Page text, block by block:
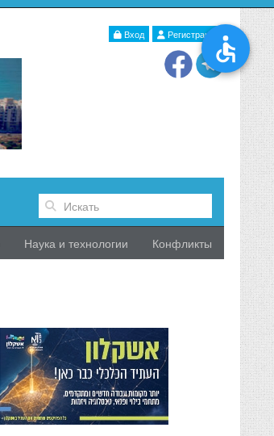
Вход Регистрация
Наука и технологии Конфликты